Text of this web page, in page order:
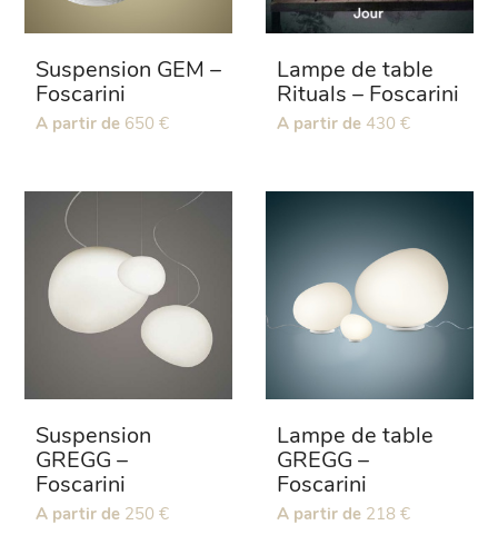
Suspension GEM –
Foscarini
Ce
plusieurs
variations.
options
peuvent
être
la
du
produit
A partir de 650 €
Lampe de table
Rituals – Foscarini
Ce
plusieurs
peuvent
être
la
du
produit
A partir de 430 €
Suspension
GREGG –
Foscarini
Ce
A partir de 250 €
Lampe de table
GREGG –
Foscarini
Ce
A partir de 218 €